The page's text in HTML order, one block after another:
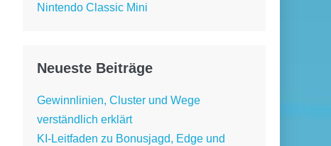
Nintendo Classic Mini
Neueste Beiträge
Gewinnlinien, Cluster und Wege
verständlich erklärt
KI-Leitfaden zu Bonusjagd, Edge und